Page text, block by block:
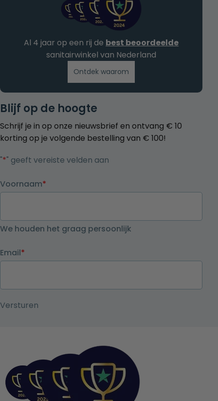
Blijf op de hoogte
Schrijf je in op onze nieuwsbrief en ontvang € 10
korting op je volgende bestelling van € 100!
"*" geeft vereiste velden aan
Voornaam*
We houden het graag persoonlijk
Email*
Al 4 jaar op een rij de best beoordeelde
sanitairwinkel van Nederland
Ontdek waarom